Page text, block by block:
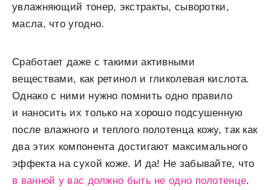
увлажняющий тонер, экстракты, сыворотки,
масла, что угодно.
Сработает даже с такими активными
веществами, как ретинол и гликолевая кислота.
Однако с ними нужно помнить одно правило
и наносить их только на хорошо подсушенную
после влажного и теплого полотенца кожу, так как
два этих компонента достигают максимального
эффекта на сухой коже. И да! Не забывайте, что
в ванной у вас должно быть не одно полотенце.